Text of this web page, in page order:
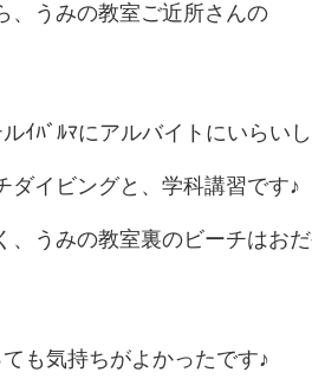
、うみの教室ご近所さんの
ｲﾊﾞﾙﾏにアルバイトにいらい
ダイビングと、学科講習です♪
、うみの教室裏のビーチはお
ても気持ちがよかったです♪